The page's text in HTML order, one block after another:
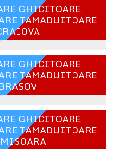
GHICITOARE
TAMADUITOARE
GHICITOARE
TAMADUITOARE
BRASOV
GHICITOARE
TAMADUITOARE